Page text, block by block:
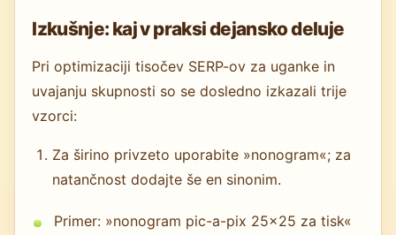
Izkušnje: kaj v praksi dejansko deluje
Pri optimizaciji tisočev SERP-ov za uganke in
uvajanju skupnosti so se dosledno izkazali trije
vzorci:
Za širino privzeto uporabite »nonogram«; za
natančnost dodajte še en sinonim.
Primer: »nonogram pic-a-pix 25x25 za tisk«